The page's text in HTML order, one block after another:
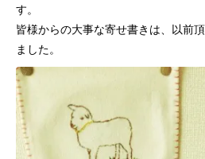
す。
皆様からの大事な寄せ書きは、以前
ました。